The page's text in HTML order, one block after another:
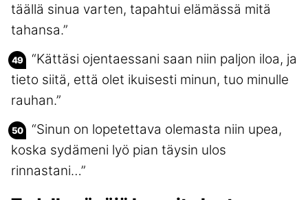
täällä sinua varten, tapahtui elämässä mitä
tahansa.”
“Kättäsi ojentaessani saan niin paljon iloa, ja
tieto siitä, että olet ikuisesti minun, tuo minulle
rauhan.”
“Sinun on lopetettava olemasta niin upea,
koska sydämeni lyö pian täysin ulos
rinnastani…”